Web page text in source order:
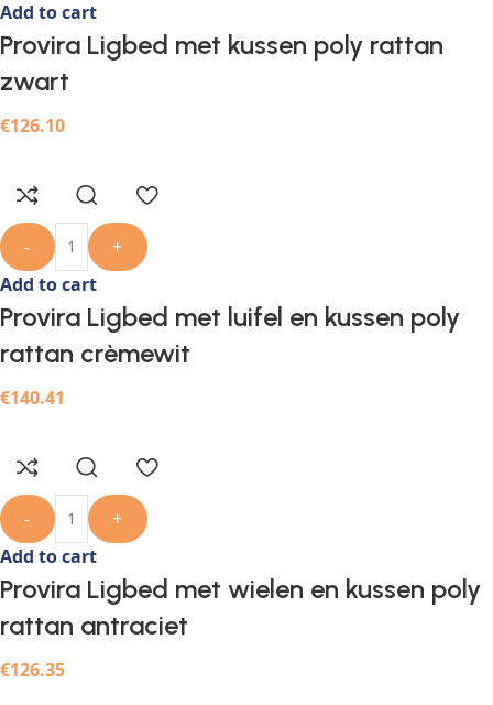
Add to cart
Provira Ligbed met kussen poly rattan
zwart
€126.10
-
+
Add to cart
Provira Ligbed met luifel en kussen poly
rattan crèmewit
€140.41
-
+
Add to cart
Provira Ligbed met wielen en kussen poly
rattan antraciet
€126.35